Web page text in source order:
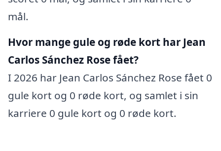
mål.
Hvor mange gule og røde kort har Jean
Carlos Sánchez Rose fået?
I 2026 har Jean Carlos Sánchez Rose fået 0
gule kort og 0 røde kort, og samlet i sin
karriere 0 gule kort og 0 røde kort.